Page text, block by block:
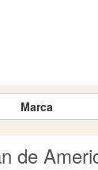
Marca
de